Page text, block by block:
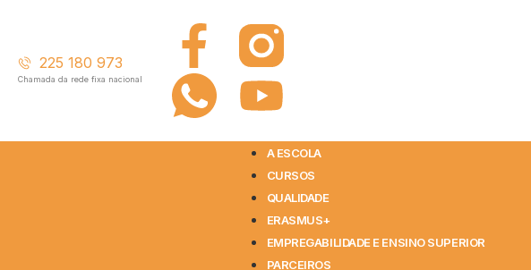
225 180 973
Chamada da rede fixa nacional
A ESCOLA
CURSOS
QUALIDADE
ERASMUS+
EMPREGABILIDADE E ENSINO SUPERIOR
PARCEIROS